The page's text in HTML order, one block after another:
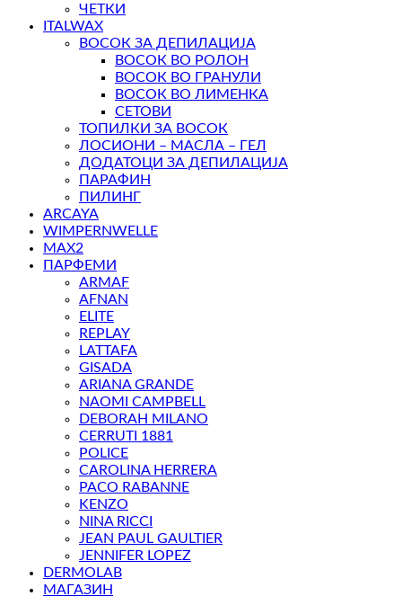
ЧЕТКИ
ITALWAX
ВОСОК ЗА ДЕПИЛАЦИЈА
ВОСОК ВО РОЛОН
ВОСОК ВО ГРАНУЛИ
ВОСОК ВО ЛИМЕНКА
СЕТОВИ
ТОПИЛКИ ЗА ВОСОК
ЛОСИОНИ – МАСЛА – ГЕЛ
ДОДАТОЦИ ЗА ДЕПИЛАЦИЈА
ПАРАФИН
ПИЛИНГ
ARCAYA
WIMPERNWELLE
MAX2
ПАРФЕМИ
ARMAF
AFNAN
ELITE
REPLAY
LATTAFA
GISADA
ARIANA GRANDE
NAOMI CAMPBELL
DEBORAH MILANO
CERRUTI 1881
POLICE
CAROLINA HERRERA
PACO RABANNE
KENZO
NINA RICCI
JEAN PAUL GAULTIER
JENNIFER LOPEZ
DERMOLAB
МАГАЗИН